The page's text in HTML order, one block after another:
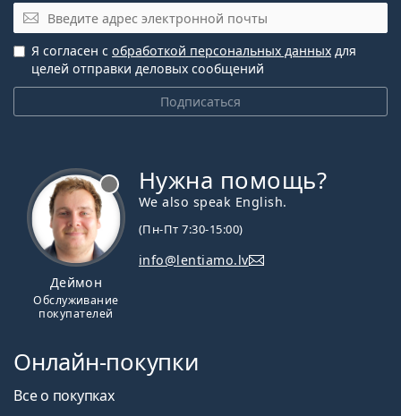
Эл. почта
Подписаться
Я согласен с обработкой персональных данных для
целей отправки деловых сообщений
Деймон
Обслуживание
покупателей
Нужна помощь?
We also speak English.
(Пн-Пт 7:30-15:00)
info@lentiamo.lv
Онлайн-покупки
Все о покупках